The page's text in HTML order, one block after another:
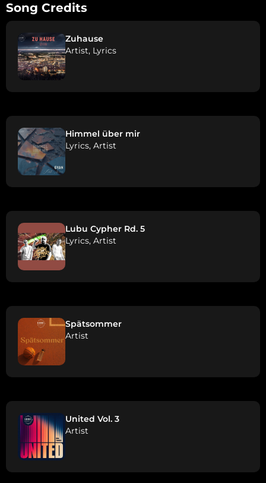
Song Credits
Zuhause
Artist, Lyrics
Himmel über mir
Lyrics, Artist
Lubu Cypher Rd. 5
Lyrics, Artist
Spätsommer
Artist
United Vol. 3
Artist